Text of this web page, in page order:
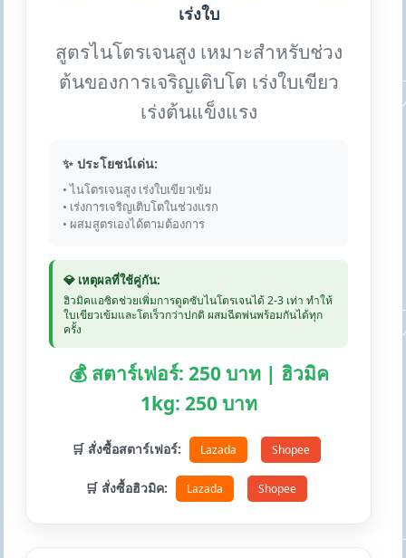
เร่งใบ
สูตรไนโตรเจนสูง เหมาะสำหรับช่วง
ต้นของการเจริญเติบโต เร่งใบเขียว
เร่งต้นแข็งแรง
✨ ประโยชน์เด่น:
• ไนโตรเจนสูง เร่งใบเขียวเข้ม
• เร่งการเจริญเติบโตในช่วงแรก
• ผสมสูตรเองได้ตามต้องการ
💎 เหตุผลที่ใช้คู่กัน:
ฮิวมิคแอซิดช่วยเพิ่มการดูดซับไนโตรเจนได้ 2-3 เท่า ทำให้
ใบเขียวเข้มและโตเร็วกว่าปกติ ผสมฉีดพ่นพร้อมกันได้ทุก
ครั้ง
💰 สตาร์เฟอร์: 250 บาท | ฮิวมิค
1kg: 250 บาท
🛒 สั่งซื้อสตาร์เฟอร์: Lazada Shopee
🛒 สั่งซื้อฮิวมิค: Lazada Shopee